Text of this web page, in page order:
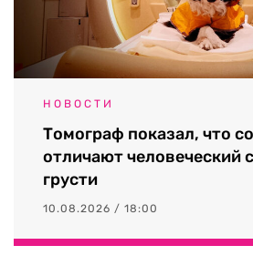
НОВОСТИ
Томограф показал, что
отличают человеческий
грусти
10.08.2026 / 18:00